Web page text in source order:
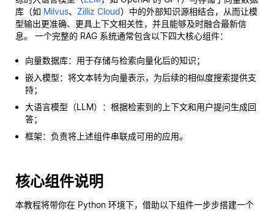
库（如 Milvus、 Zilliz Cloud）中的外部知识源相结合，从而让模
型输出更准确、更具上下文相关性，并且能够及时融合最新信
息。 一个完整的 RAG 系统通常包含以下四大核心组件：
向量数据库：用于存储与检索向量化后的知识；
嵌入模型：将文本转为向量表示，为后续的相似度搜索提供支
持；
大语言模型（LLM）：根据检索到的上下文和用户提问生成回
答；
框架：负责将上述组件串联成可用的应用。
核心组件说明
本教程将带你在 Python 环境下，借助以下组件一步步搭建一个